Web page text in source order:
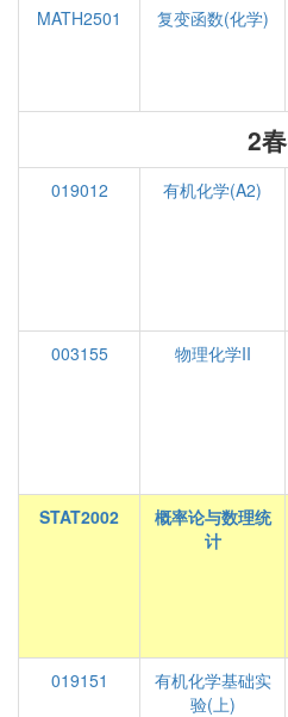
MATH2501 复变函数(化学)
2春
019012 有机化学(A2)
003155
物理化学II
STAT2002
概率论与数理统
计
019151
有机化学基础实
验(上)